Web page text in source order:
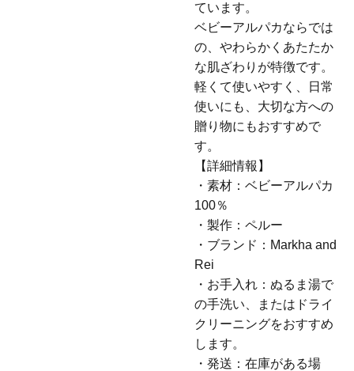
ています。
ベビーアルパカならでは
の、やわらかくあたたか
な肌ざわりが特徴です。
軽くて使いやすく、日常
使いにも、大切な方への
贈り物にもおすすめで
す。
【詳細情報】
・素材：ベビーアルパカ
100％
・製作：ペルー
・ブランド：Markha and
Rei
・お手入れ：ぬるま湯で
の手洗い、またはドライ
クリーニングをおすすめ
します。
・発送：在庫がある場